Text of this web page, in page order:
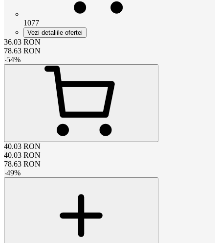
1077
Vezi detaliile ofertei
36.03 RON
78.63 RON
-54%
40.03 RON
40.03 RON
78.63 RON
-49%